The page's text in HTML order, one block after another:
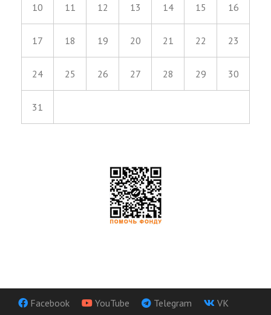
10 11 12 13 14 15 16
17 18 19 20 21 22 23
24 25 26 27 28 29 30
31
Facebook YouTube Telegram VK